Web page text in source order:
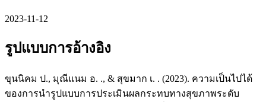
2023-11-12
รูปแบบการอ้างอิง
ขุนนิคม ป., มุณีแนม อ. ., & สุขมาก เ. . (2023). ความเป็นไปได้
ของการนำรูปแบบการประเมินผลกระทบทางสุขภาพระดับ